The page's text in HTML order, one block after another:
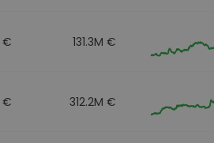
€ 131.3M €
€ 312.2M €